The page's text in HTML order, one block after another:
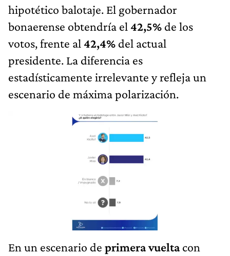
hipotético balotaje. El gobernador
bonaerense obtendría el 42,5% de los
votos, frente al 42,4% del actual
presidente. La diferencia es
estadísticamente irrelevante y refleja un
escenario de máxima polarización.
En un escenario de primera vueltacon